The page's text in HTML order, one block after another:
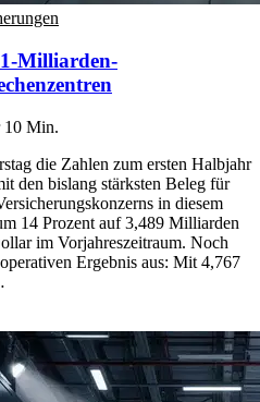
Milliarden-
10 Min.
die Zahlen zum ersten Halbjahr
den bislang stärksten Beleg für
in diesem
14 Prozent auf 3,489 Milliarden
im Vorjahreszeitraum. Noch
Ergebnis aus: Mit 4,767